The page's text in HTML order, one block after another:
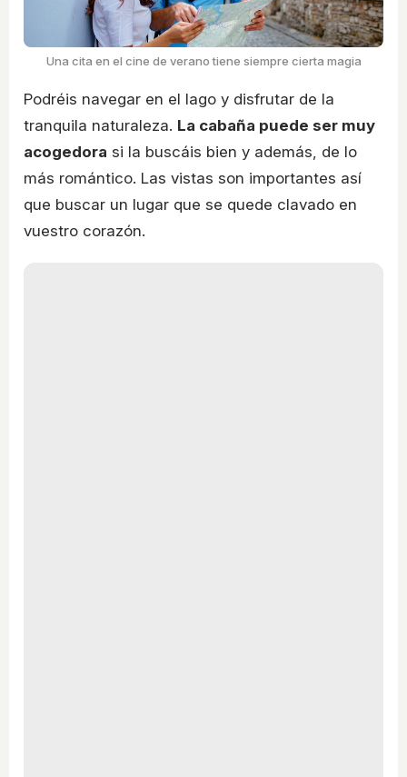
Una cita en el cine de verano tiene siempre cierta magia
Podréis navegar en el lago y disfrutar de la
tranquila naturaleza. La cabaña puede ser muy
acogedora si la buscáis bien y además, de lo
más romántico. Las vistas son importantes así
que buscar un lugar que se quede clavado en
vuestro corazón.